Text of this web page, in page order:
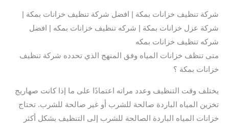
شركة تنظيف خزانات بمكة | افضل شركة تنظيف خزانات بمكة |
شركة عزل خزانات بمكة | شركه تنظيف خزانات بمكه | افضل
شركه تنظيف خزانات بمكه
متى تنظف خزانات المياه وفق المنهج الذي تحدده شركة تنظيف
خزانات بمكة ؟
يختلف وقت التنظيف وعدد مراته اعتمادًا على ما إذا كانت صهاريج
تخزين المياه الباردة صالحة للشرب أو غير صالحة للشرب. تحتاج
خزانات المياه الباردة الصالحة للشرب إلى التنظيف بشكل أكثر